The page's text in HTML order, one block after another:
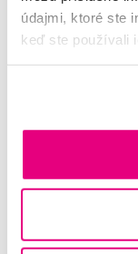
údajmi, ktoré ste
keď ste používali